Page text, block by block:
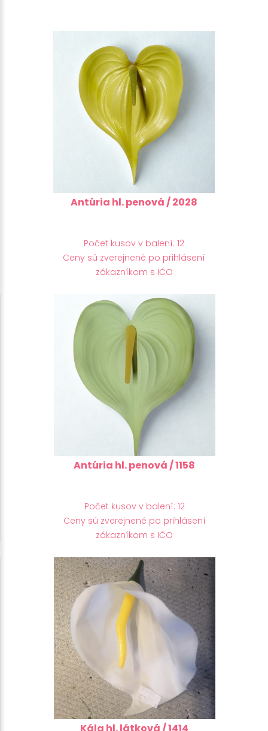
Antúria hl. penová / 2028
Počet kusov v balení: 12
Ceny sú zverejnené po prihlásení
zákazníkom s IČO
Antúria hl. penová / 1158
Počet kusov v balení: 12
Ceny sú zverejnené po prihlásení
zákazníkom s IČO
Kála hl. látková / 1414